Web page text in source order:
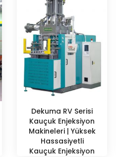
Dekuma RV Serisi
Kauçuk Enjeksiyon
Makineleri | Yüksek
Hassasiyetli
Kauçuk Enjeksiyon